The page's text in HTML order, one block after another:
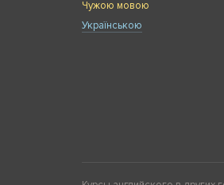
Чужою мовою
Українською